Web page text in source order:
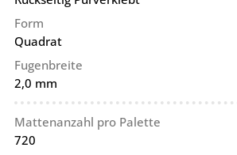
Form
Quadrat
Fugenbreite
2,0 mm
Mattenanzahl pro Palette
720